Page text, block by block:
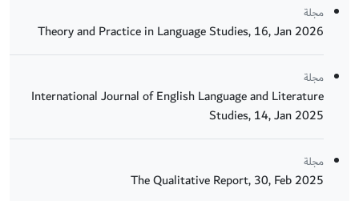
مجلة
Theory and Practice in Language Studies, 16, Jan 2026
مجلة
International Journal of English Language and Literature
Studies, 14, Jan 2025
مجلة
The Qualitative Report, 30, Feb 2025